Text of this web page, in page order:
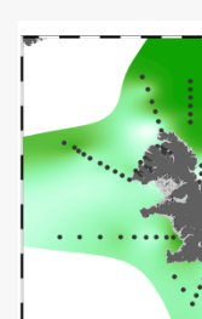
Lesa
Vorleiðangri
um
umhverfisástand
sjávar
nýlokið